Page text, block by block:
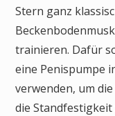
Stern ganz
trainieren. Dafür
eine Penispumpe
verwenden, um
die